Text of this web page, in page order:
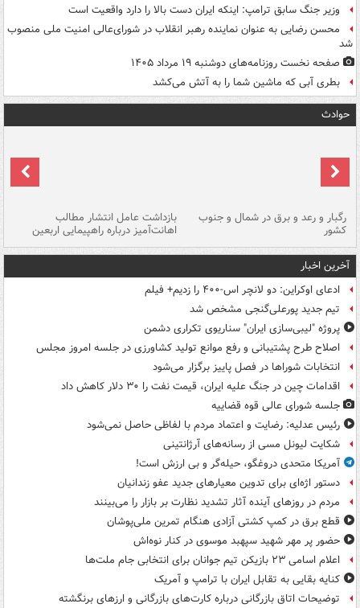
وزیر جنگ سابق ترامپ: اینکه ایران دست بالا را دارد واقعیت است
محسن رضایی به عنوان نماینده رهبر انقلاب در شورای‌عالی امنیت ملی منصوب
شد
صفحه نخست روزنامه‌های دوشنبه ۱۹ مرداد ۱۴۰۵
بطری آبی که ماشین شما را به آتش می‌کشد
حوادث
رگبار و رعد و برق در شمال و جنوب
کشور
بازداشت عامل انتشار مطالب
اهانت‌آمیز درباره راهپیمایی اربعین
آخرین اخبار
ادعای اوکراین: دو لانچر اس-۴۰۰ را زدیم+ فیلم
تیم جدید پورعلی‌گنجی مشخص شد
پروژه "لیبی‌سازی ایران" سناریوی تکراری دشمن
اصلاح طرح پشتیبانی و رفع موانع تولید کشاورزی در جلسه امروز مجلس
انتخابات شوراها در فصل پاییز برگزار می‌شود
اقدامات چین در جنگ علیه ایران، قیمت نفت را ۳۰ دلار کاهش داد
جلسه شورای عالی قوه قضاییه
رئیس عدلیه: رضایت و اعتماد مردم با لفاظی حاصل نمی‌شود
شکایت لیونل مسی از رسانه‌های آرژانتینی
آمریکا متحدی دروغگو، حیله‌گر و بی ارزش است!
دستور اژه‌ای برای تدوین معیارهای جدید عفو زندانیان
مردم در روزهای آینده آثار تشدید نظارت بر بازار را می‌بینند
قطع برق در کمپ کشتی آزادی هنگام تمرین ملی‌پوشان
حضور پر مهر شهید سپهبد موسوی در کنار نوه‌اش
اعلام اسامی ۲۳ بازیکن تیم جوانان برای انتخابی جام ملت‌ها
کنایه بقایی به تقابل ایران با ترامپ و آمریک
توضیحات اتاق بازرگانی درباره کارت‌های بازرگانی و ارزهای برنگشته